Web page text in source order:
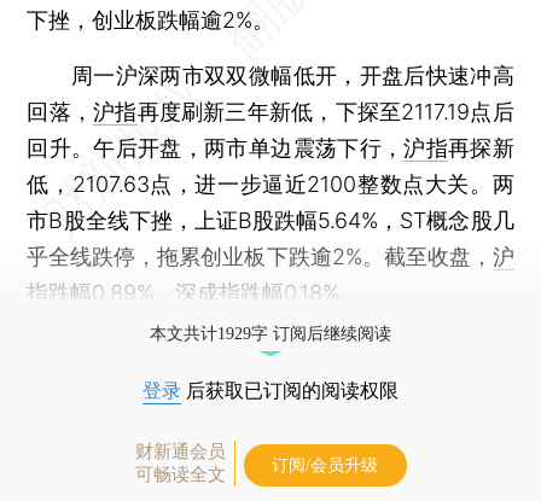
下挫，创业板跌幅逾2%。
周一沪深两市双双微幅低开，开盘后快速冲高
回落，沪指再度刷新三年新低，下探至2117.19点后
回升。午后开盘，两市单边震荡下行，沪指再探新
低，2107.63点，进一步逼近2100整数点大关。两
市B股全线下挫，上证B股跌幅5.64%，ST概念股几
乎全线跌停，拖累创业板下跌逾2%。截至收盘， 沪
指跌幅0.89%，深成指跌幅0.18%。
本文共计1929字 订阅后继续阅读
登录 后获取已订阅的阅读权限
财新通会员
可畅读全文
订阅/会员升级